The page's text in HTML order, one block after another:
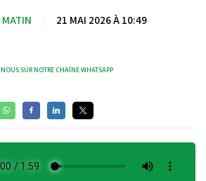
MATIN 21 MAI 2026 À 10:49
SUR NOTRE CHAÎNE WHATSAPP